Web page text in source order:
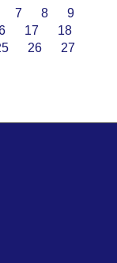
7 8
9
17
18
26
27